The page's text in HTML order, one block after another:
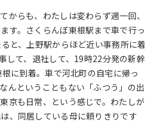
からも、わたしは変わらず週一回、
す。さくらんぼ東根駅まで車で行っ
と、上野駅からほど近い事務所に着
して、退社して、19時22分発の新幹
に到着。車で河北町の自宅に帰っ
んということもない「ふつう」の出
京も日常、という感じで。わたしが
、同居している母に頼りきりです